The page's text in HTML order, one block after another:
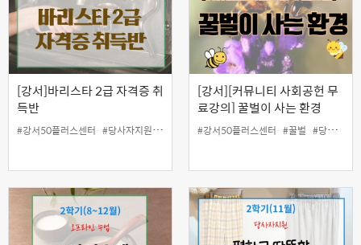
[강서]바리스타 2급 자격증 취
득반
#강서50플러스센터 #당사자지원 #바리스타 #인생설계 #일활동지원 #커피교육
[강서][커뮤니티 사회공헌 무
료강의] 꿀벌이 사는 환경
#강서50플러스센터 #꿀벌 #당사자지원